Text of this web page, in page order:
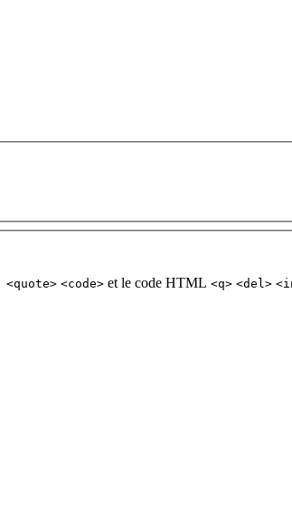
<quote> <code> et le code HTML <q> <del>